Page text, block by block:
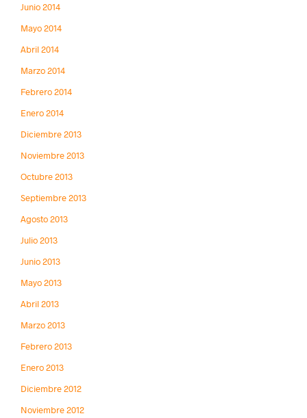
Junio 2014
Mayo 2014
Abril 2014
Marzo 2014
Febrero 2014
Enero 2014
Diciembre 2013
Noviembre 2013
Octubre 2013
Septiembre 2013
Agosto 2013
Julio 2013
Junio 2013
Mayo 2013
Abril 2013
Marzo 2013
Febrero 2013
Enero 2013
Diciembre 2012
Noviembre 2012